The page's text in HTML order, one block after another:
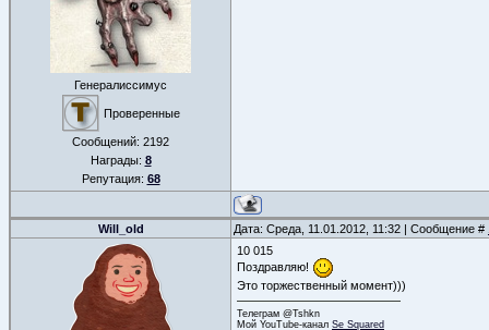
Генералиссимус
Проверенные
Сообщений: 2192
Награды: 8
Репутация: 68
Will_old Дата: Среда, 11.01.2012, 11:32 | Сообщение #
10 015
Поздравляю!
Это торжественный момент)))
Телеграм @Tshkn
Мой YouTube-канал Se Squared